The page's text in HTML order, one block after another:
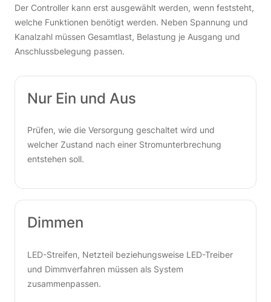
Der Controller kann erst ausgewählt werden, wenn feststeht,
welche Funktionen benötigt werden. Neben Spannung und
Kanalzahl müssen Gesamtlast, Belastung je Ausgang und
Anschlussbelegung passen.
Nur Ein und Aus
Prüfen, wie die Versorgung geschaltet wird und
welcher Zustand nach einer Stromunterbrechung
entstehen soll.
Dimmen
LED-Streifen, Netzteil beziehungsweise LED-Treiber
und Dimmverfahren müssen als System
zusammenpassen.